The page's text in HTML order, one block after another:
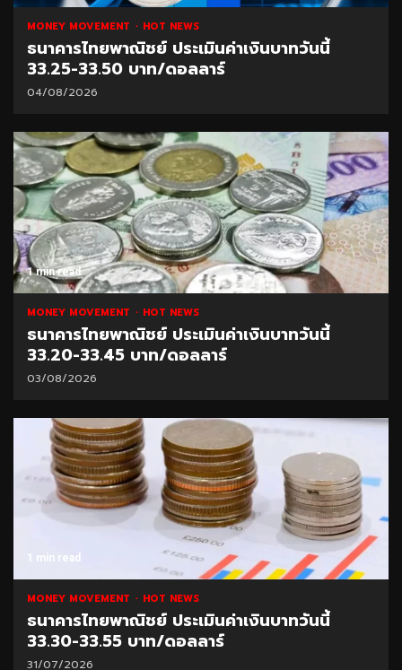
MONEY MOVEMENT HOT NEWS
ธนาคารไทยพาณิชย์ ประเมินค่าเงินบาทวันนี้
33.25-33.50 บาท/ดอลลาร์
04/08/2026
1 min read
MONEY MOVEMENT HOT NEWS
ธนาคารไทยพาณิชย์ ประเมินค่าเงินบาทวันนี้
33.20-33.45 บาท/ดอลลาร์
03/08/2026
1 min read
MONEY MOVEMENT HOT NEWS
ธนาคารไทยพาณิชย์ ประเมินค่าเงินบาทวันนี้
33.30-33.55 บาท/ดอลลาร์
31/07/2026